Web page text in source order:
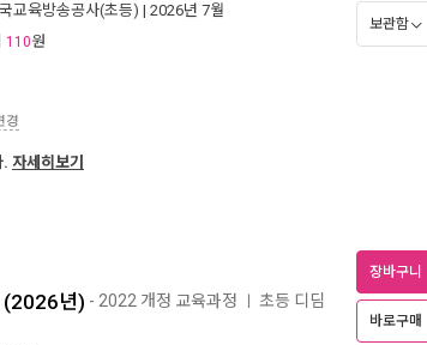
교육방송공사(초등) | 2026년 7월
110원
경
보관함
. 자세히보기
(2026년) - 2022 개정 교육과정 초등 디딤
장바구니
바로구매